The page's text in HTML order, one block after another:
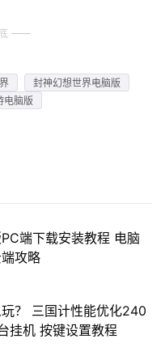
封神幻想世界电脑版
电脑版
端下载安装教程 电脑
攻略
？ 三国计性能优化240
挂机 按键设置教程